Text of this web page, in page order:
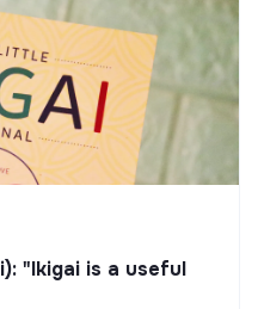
"Ikigai is a useful